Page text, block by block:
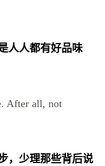
人人都有好品味
After all, not
，少理那些背后说